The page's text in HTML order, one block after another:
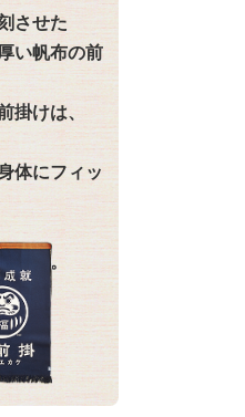
させた
い帆布の前
掛けは、
体にフィッ
ます。